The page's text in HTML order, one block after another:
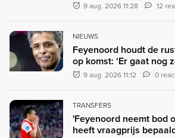
9 aug. 2026 11:28 12
NIEUWS
Feyenoord houdt de
op komst: ‘Er gaat nog
9 aug. 2026 11:12 0
TRANSFERS
'Feyenoord neemt bod
heeft vraagprijs